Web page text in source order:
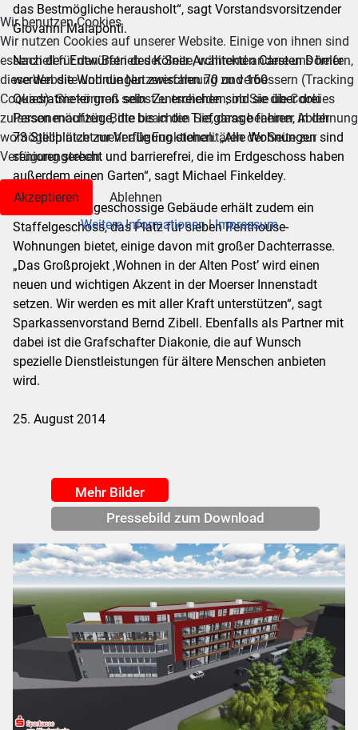
das Bestmögliche herausholt“, sagt Vorstandsvorsitzender
Giovanni Malaponti.
Nach den Entwürfen des Kölner Architekten Carsten Dörner
werden die Wohnungen zwischen 70 und 160
Quadratmeter groß sein. Zu erreichen sind sie über drei
Personenaufzüge, die bis in die Tiefgarage fahren, in der
73 Stellplätze zur Verfügung stehen. „Alle Wohnungen sind
seniorengerecht und barrierefrei, die im Erdgeschoss haben
außerdem einen Garten“, sagt Michael Finkeldey.
Das heute dreigeschossige Gebäude erhält zudem ein
Staffelgeschoss, das Platz für sieben Penthouse-
Wohnungen bietet, einige davon mit großer Dachterrasse.
„Das Großprojekt ‚Wohnen in der Alten Post’ wird einen
neuen und wichtigen Akzent in der Moerser Innenstadt
setzen. Wir werden es mit aller Kraft unterstützen“, sagt
Sparkassenvorstand Bernd Zibell. Ebenfalls als Partner mit
dabei ist die Grafschafter Diakonie, die auf Wunsch
spezielle Dienstleistungen für ältere Menschen anbieten
wird.
25. August 2014
Mehr Bilder
Pressebild zum Download
Wir benutzen Cookies
Wir nutzen Cookies auf unserer Website. Einige von ihnen sind
essenziell für den Betrieb der Seite, während andere uns helfen,
diese Website und die Nutzererfahrung zu verbessern (Tracking
Cookies). Sie können selbst entscheiden, ob Sie die Cookies
zulassen möchten. Bitte beachten Sie, dass bei einer Ablehnung
womöglich nicht mehr alle Funktionalitäten der Seite zur
Verfügung stehen.
Akzeptieren
Ablehnen
Weitere Informationen|Impressum